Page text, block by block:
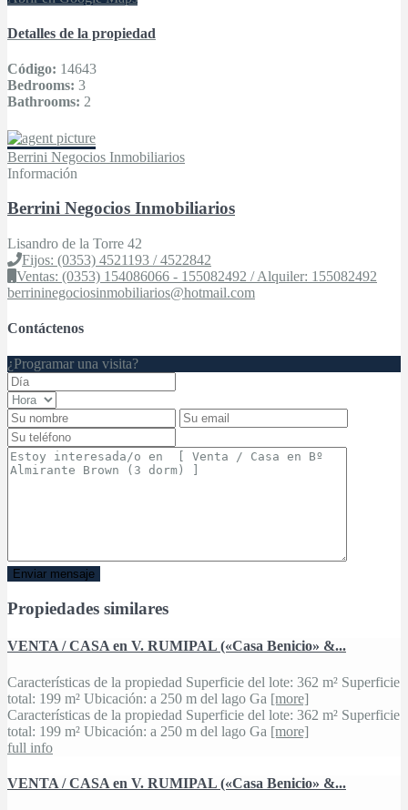
Detalles de la propiedad
Código: 14643
Bedrooms: 3
Bathrooms: 2
Berrini Negocios Inmobiliarios
Información
Berrini Negocios Inmobiliarios
Lisandro de la Torre 42
Fijos: (0353) 4521193 / 4522842
Ventas: (0353) 154086066 - 155082492 / Alquiler: 155082492
berrininegociosinmobiliarios@hotmail.com
Contáctenos
¿Programar una visita?
Propiedades similares
VENTA / CASA en V. RUMIPAL («Casa Benicio» &...
Características de la propiedad Superficie del lote: 362 m² Superficie
total: 199 m² Ubicación: a 250 m del lago Ga [more]
Características de la propiedad Superficie del lote: 362 m² Superficie
total: 199 m² Ubicación: a 250 m del lago Ga [more]
full info
VENTA / CASA en V. RUMIPAL («Casa Benicio» &...